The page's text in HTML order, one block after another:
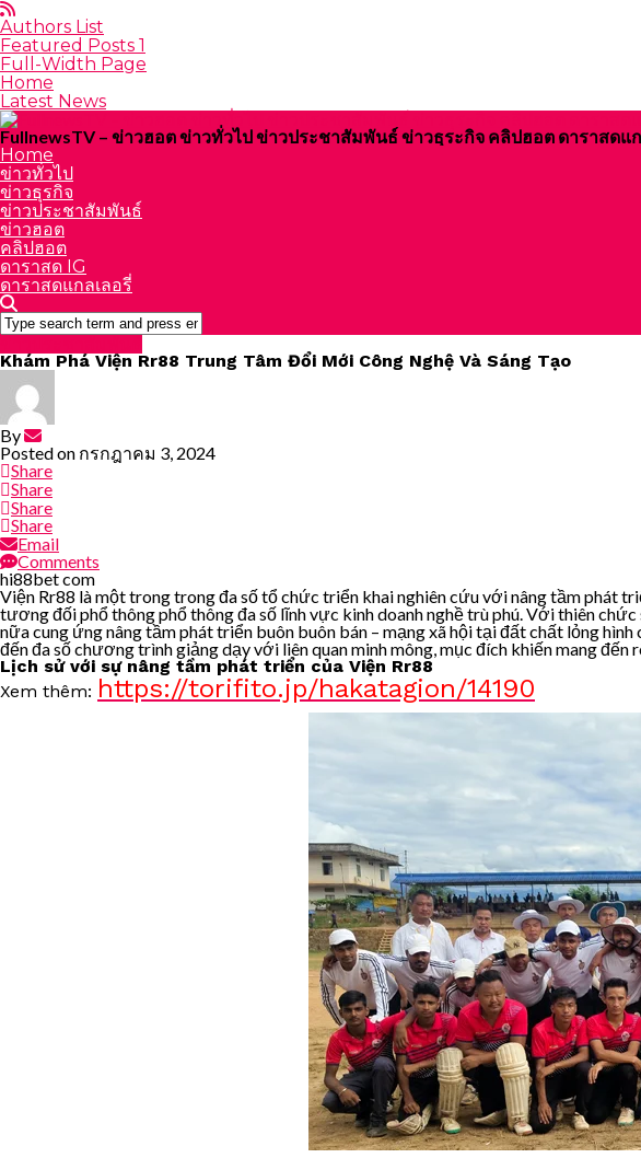
Authors List
Featured Posts 1
Full-Width Page
Home
Latest News
FullnewsTV – ข่าวฮอต ข่าวทั่วไป ข่าวประชาสัมพันธ์ ข่าวธุระกิจ คลิปฮอต ดาราสดแก
Home
ข่าวทั่วไป
ข่าวธุรกิจ
ข่าวประชาสัมพันธ์
ข่าวฮอต
คลิปฮอต
ดาราสด IG
ดาราสดแกลเลอรี่
Khám Phá Viện Rr88 Trung Tâm Đổi Mới Công Nghệ Và Sáng Tạo
By
Posted on กรกฎาคม 3, 2024
Share
Share
Share
Share
Email
Comments
hi88bet com
Viện Rr88 là một trong trong đa số tổ chức triển khai nghiên cứu với nâng tầm phát
tương đối phổ thông phổ thông đa số lĩnh vực kinh doanh nghề trù phú. Với thiên
nữa cung ứng nâng tầm phát triển buôn buôn bán – mạng xã hội tại đất chất lỏng
đến đa số chương trình giảng dạy với liên quan minh mông, mục đích khiến mang
Lịch sử với sự nâng tầm phát triển của Viện Rr88
Xem thêm: https://torifito.jp/hakatagion/14190